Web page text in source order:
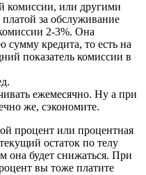
комиссии, или другими
за обслуживание
2-3%. Она
сумму кредита, то есть на
показатель комиссии в
ежемесячно. Ну а при
же, сэкономите.
процент или процентная
остаток по телу
она будет снижаться. При
вы тоже платите